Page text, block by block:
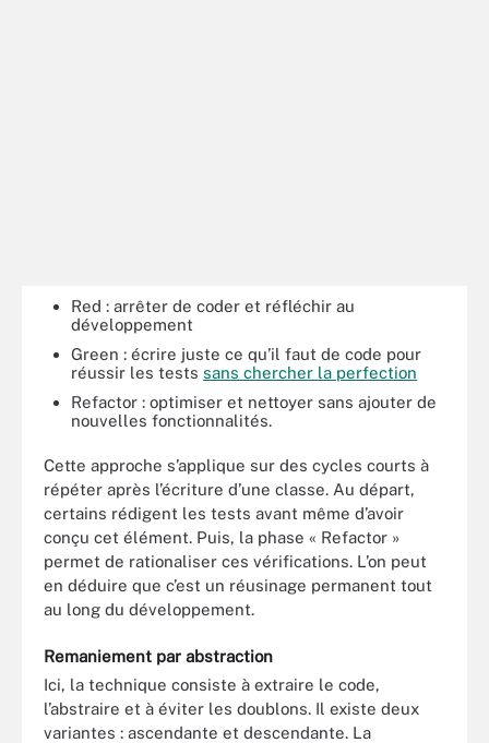
Red : arrêter de coder et réfléchir au
développement
Green : écrire juste ce qu’il faut de code pour
réussir les tests sans chercher la perfection
Refactor : optimiser et nettoyer sans ajouter de
nouvelles fonctionnalités.
Cette approche s’applique sur des cycles courts à
répéter après l’écriture d’une classe. Au départ,
certains rédigent les tests avant même d’avoir
conçu cet élément. Puis, la phase « Refactor »
permet de rationaliser ces vérifications. L’on peut
en déduire que c’est un réusinage permanent tout
au long du développement.
Remaniement par abstraction
Ici, la technique consiste à extraire le code,
l’abstraire et à éviter les doublons. Il existe deux
variantes : ascendante et descendante. La